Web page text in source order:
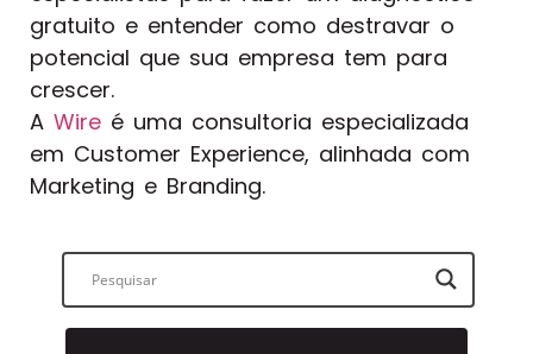
gratuito e entender como destravar o
potencial que sua empresa tem para
crescer.
A Wire é uma consultoria especializada
em Customer Experience, alinhada com
Marketing e Branding.